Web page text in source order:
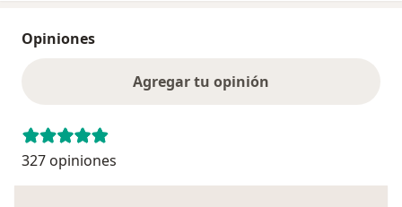
Opiniones
Agregar tu opinión
327 opiniones